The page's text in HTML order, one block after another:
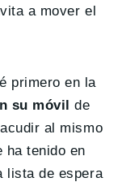
a mover el
primero en la
su móvil de
al mismo
ha tenido en
lista de espera